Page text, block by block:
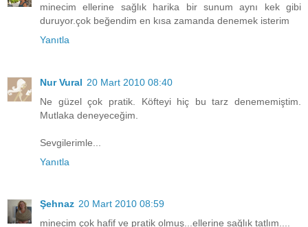
minecim ellerine sağlık harika bir sunum aynı kek gibi
duruyor.çok beğendim en kısa zamanda denemek isterim
Yanıtla
Nur Vural 20 Mart 2010 08:40
Ne güzel çok pratik. Köfteyi hiç bu tarz denememiştim.
Mutlaka deneyeceğim.
Sevgilerimle...
Yanıtla
Şehnaz 20 Mart 2010 08:59
minecim çok hafif ve pratik olmuş...ellerine sağlık tatlım....